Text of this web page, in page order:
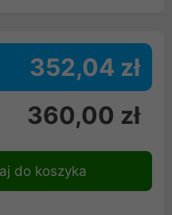
352,04 zł
360,00 zł
do koszyka